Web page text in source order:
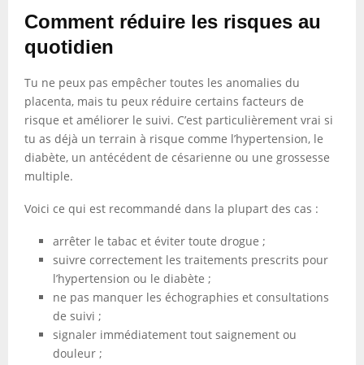
Comment réduire les risques au
quotidien
Tu ne peux pas empêcher toutes les anomalies du
placenta, mais tu peux réduire certains facteurs de
risque et améliorer le suivi. C’est particulièrement vrai si
tu as déjà un terrain à risque comme l’hypertension, le
diabète, un antécédent de césarienne ou une grossesse
multiple.
Voici ce qui est recommandé dans la plupart des cas :
arrêter le tabac et éviter toute drogue ;
suivre correctement les traitements prescrits pour
l’hypertension ou le diabète ;
ne pas manquer les échographies et consultations
de suivi ;
signaler immédiatement tout saignement ou
douleur ;